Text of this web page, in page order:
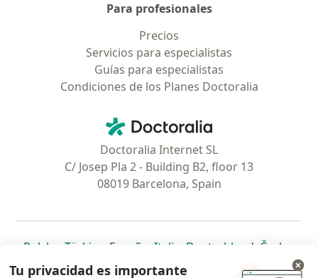
Para profesionales
Precios
Servicios para especialistas
Guías para especialistas
Condiciones de los Planes Doctoralia
Doctoralia - Página de inicio
Doctoralia Internet SL
C/ Josep Pla 2 - Building B2, floor 13
08019 Barcelona, Spain
Polska se abre en una nueva pestaña
Türkiye se abre en una nueva pestaña
España se abre en una nueva pestaña
Italia se abre en una nueva
Deutschlandse abre en
Česko
Portugal
se abre en una nueva pestaña
México se abre en una nueva pestaña
Chile se abre en una nueva pestaña
Brasil se abre en una nueva
se abre en
se
Tu privacidad es importante